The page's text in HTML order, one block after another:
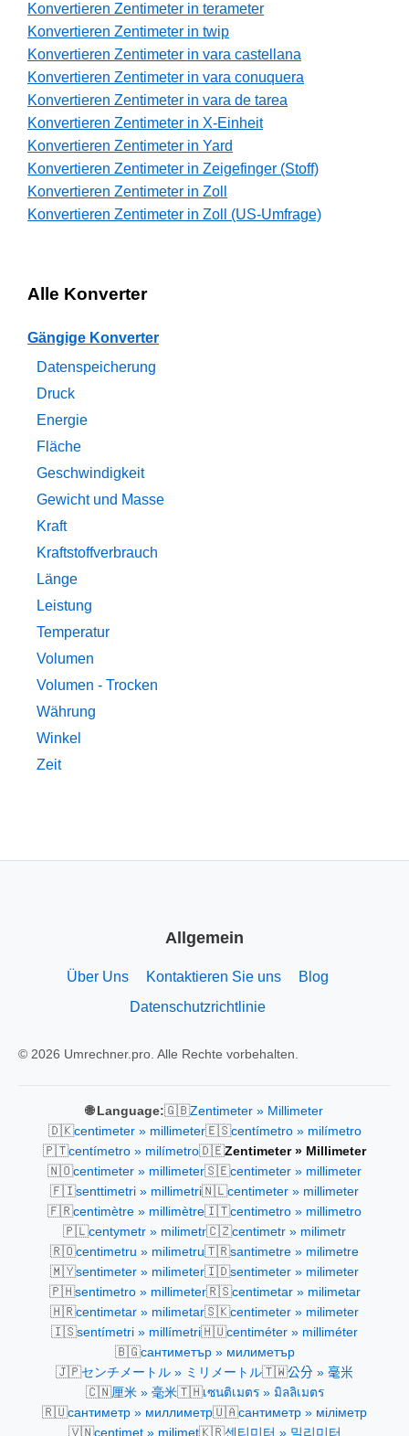
Konvertieren Zentimeter in terameter
Konvertieren Zentimeter in twip
Konvertieren Zentimeter in vara castellana
Konvertieren Zentimeter in vara conuquera
Konvertieren Zentimeter in vara de tarea
Konvertieren Zentimeter in X-Einheit
Konvertieren Zentimeter in Yard
Konvertieren Zentimeter in Zeigefinger (Stoff)
Konvertieren Zentimeter in Zoll
Konvertieren Zentimeter in Zoll (US-Umfrage)
Alle Konverter
Gängige Konverter
Datenspeicherung
Druck
Energie
Fläche
Geschwindigkeit
Gewicht und Masse
Kraft
Kraftstoffverbrauch
Länge
Leistung
Temperatur
Volumen
Volumen - Trocken
Währung
Winkel
Zeit
Allgemein
Über Uns Kontaktieren Sie uns
Blog
Datenschutzrichtlinie
© 2026 Umrechner.pro. Alle Rechte vorbehalten.
🌐 Language:🇬🇧Zentimeter » Millimeter
🇩🇰centimeter » millimeter🇪🇸centímetro » milímetro
🇵🇹centímetro » milímetro🇩🇪Zentimeter » Millimeter
🇳🇴centimeter » millimeter🇸🇪centimeter » millimeter
🇫🇮senttimetri » millimetri🇳🇱centimeter » millimeter
🇫🇷centimètre » millimètre🇮🇹centimetro » millimetro
🇵🇱centymetr » milimetr🇨🇿centimetr » milimetr
🇷🇴centimetru » milimetru🇹🇷santimetre » milimetre
🇲🇾sentimeter » milimeter🇮🇩sentimeter » milimeter
🇵🇭sentimetro » millimeter🇷🇸centimetar » milimetar
🇭🇷centimetar » milimetar🇸🇰centimeter » milimeter
🇮🇸sentímetri » millímetri🇭🇺centiméter » milliméter
🇧🇬сантиметър » милиметър
🇯🇵センチメートル » ミリメートル🇹🇼公分 » 毫米
🇨🇳厘米 » 毫米🇹🇭เซนติเมตร » มิลลิเมตร
🇷🇺сантиметр » миллиметр🇺🇦сантиметр » міліметр
🇻🇳centimet » milimet🇰🇷센티미터 » 밀리미터